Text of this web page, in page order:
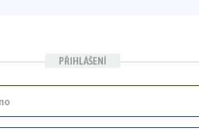
PŘIHLÁŠENÍ